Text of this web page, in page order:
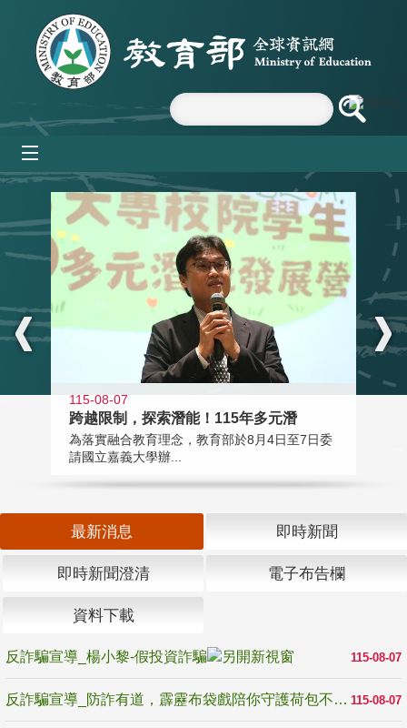
跳到主要內容區塊
:::
115-08-07
跨越限制，探索潛能！115年多元潛
為落實融合教育理念，教育部於8月4日至7日委
請國立嘉義大學辦...
最新消息 即時新聞
即時新聞澄清 電子布告欄
資料下載
115-08-07
反詐騙宣導_楊小黎-假投資詐騙
115-08-07
反詐騙宣導_防詐有道，霹靂布袋戲陪你守護荷包不受騙